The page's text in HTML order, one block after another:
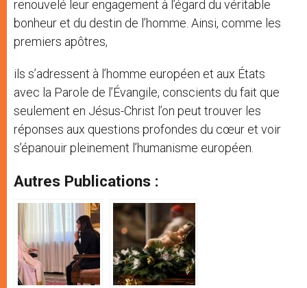
renouvelé leur engagement à l’égard du véritable
bonheur et du destin de l’homme. Ainsi, comme les
premiers apôtres,
ils s’adressent à l’homme européen et aux États
avec la Parole de l’Évangile, conscients du fait que
seulement en Jésus-Christ l’on peut trouver les
réponses aux questions profondes du cœur et voir
s’épanouir pleinement l’humanisme européen.
Autres Publications :